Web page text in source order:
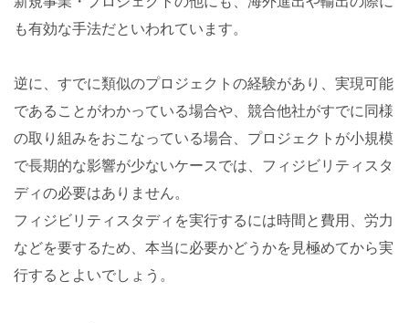
も有効な手法だといわれています。
逆に、すでに類似のプロジェクトの経験があり、実現可能
であることがわかっている場合や、競合他社がすでに同様
の取り組みをおこなっている場合、プロジェクトが小規模
で長期的な影響が少ないケースでは、フィジビリティスタ
ディの必要はありません。
フィジビリティスタディを実行するには時間と費用、労力
などを要するため、本当に必要かどうかを見極めてから実
行するとよいでしょう。